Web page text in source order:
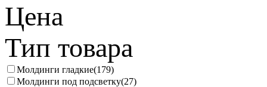
Цена
Тип товара
Молдинги гладкие(179)
Молдинги под подсветку(27)